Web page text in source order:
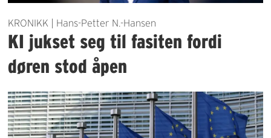
KRONIKK | Hans-Petter N.-Hansen
KI jukset seg til fasiten fordi
døren stod åpen